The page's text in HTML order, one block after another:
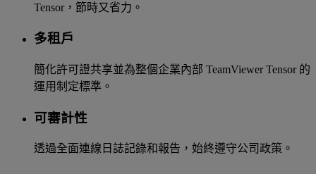
Tensor，節時又省力。
多租戶
簡化許可證共享並為整個企業內部 TeamViewer Tensor 的
運用制定標準。
可審計性
透過全面連線日誌記錄和報告，始終遵守公司政策。